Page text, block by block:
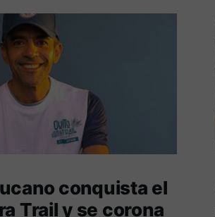
conquista el
Trail y se corona